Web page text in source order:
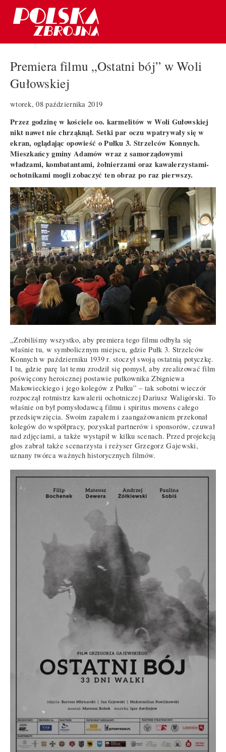
Premiera filmu „Ostatni bój” w Woli
Gułowskiej
wtorek, 08 października 2019
Przez godzinę w kościele oo. karmelitów w Woli Gułowskiej
nikt nawet nie chrząknął. Setki par oczu wpatrywały się w
ekran, oglądając opowieść o Pułku 3. Strzelców Konnych.
Mieszkańcy gminy Adamów wraz z samorządowymi
władzami, kombatantami, żołnierzami oraz kawalerzystami-
ochotnikami mogli zobaczyć ten obraz po raz pierwszy.
„Zrobiliśmy wszystko, aby premiera tego filmu odbyła się
właśnie tu, w symbolicznym miejscu, gdzie Pułk 3. Strzelców
Konnych w październiku 1939 r. stoczył swoją ostatnią potyczkę.
I tu, gdzie parę lat temu zrodził się pomysł, aby zrealizować film
poświęcony heroicznej postawie pułkownika Zbigniewa
Makowieckiego i jego kolegów z Pułku” – tak sobotni wieczór
rozpoczął rotmistrz kawalerii ochotniczej Dariusz Waligórski. To
właśnie on był pomysłodawcą filmu i spiritus movens całego
przedsięwzięcia. Swoim zapałem i zaangażowaniem przekonał
kolegów do współpracy, pozyskał partnerów i sponsorów, czuwał
nad zdjęciami, a także wystąpił w kilku scenach. Przed projekcją
głos zabrał także scenarzysta i reżyser Grzegorz Gajewski,
uznany twórca ważnych historycznych filmów.